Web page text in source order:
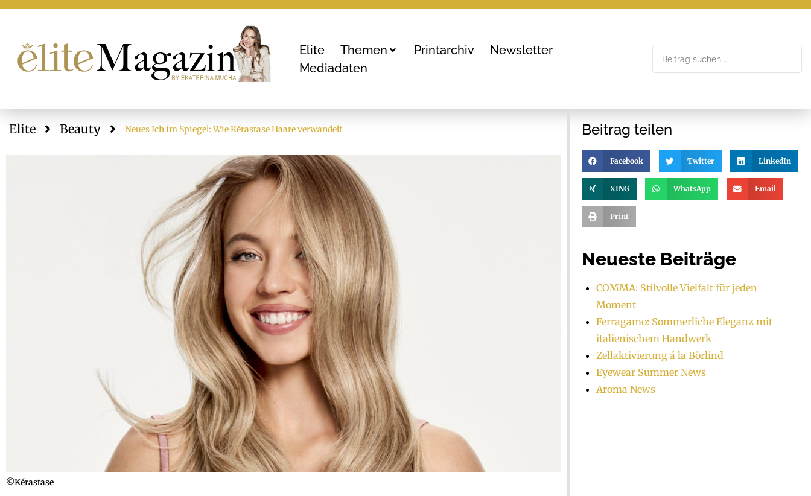
Elite Themen Printarchiv
Newsletter
Mediadaten
Elite Beauty Neues Ich im Spiegel: Wie Kérastase Haare verwandelt
©Kérastase
Beitrag teilen
Facebook Twitter LinkedIn
XING WhatsApp Email
Print
Neueste Beiträge
COMMA: Stilvolle Vielfalt für jeden
Moment
Ferragamo: Sommerliche Eleganz mit
italienischem Handwerk
Zellaktivierung á la Börlind
Eyewear Summer News
Aroma News